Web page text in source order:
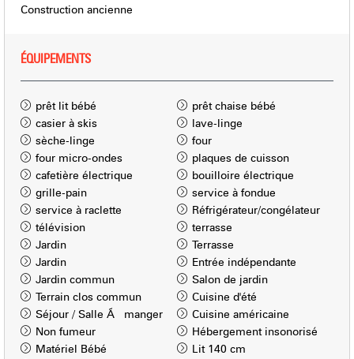
Construction ancienne
ÉQUIPEMENTS
prêt lit bébé
prêt chaise bébé
casier à skis
lave-linge
sèche-linge
four
four micro-ondes
plaques de cuisson
cafetière électrique
bouilloire électrique
grille-pain
service à fondue
service à raclette
Réfrigérateur/congélateur
télévision
terrasse
Jardin
Terrasse
Jardin
Entrée indépendante
Jardin commun
Salon de jardin
Terrain clos commun
Cuisine d'été
Séjour / Salle Ã manger
Cuisine américaine
Non fumeur
Hébergement insonorisé
Matériel Bébé
Lit 140 cm